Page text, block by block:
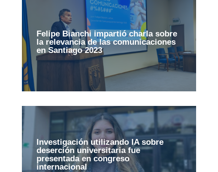
Felipe Bianchi impartió charla sobre
la relevancia de las comunicaciones
en Santiago 2023
Investigación utilizando IA sobre
deserción universitaria fue
presentada en congreso
internacional